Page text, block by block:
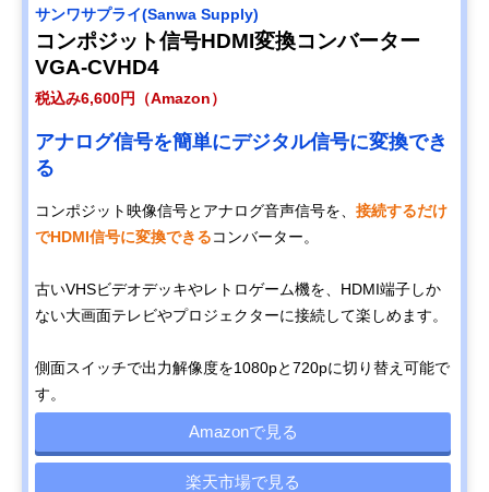
サンワサプライ(Sanwa Supply)
コンポジット信号HDMI変換コンバーター
VGA-CVHD4
税込み6,600円（Amazon）
アナログ信号を簡単にデジタル信号に変換でき
る
コンポジット映像信号とアナログ音声信号を、 接続するだけ
でHDMI信号に変換できるコンバーター。
古いVHSビデオデッキやレトロゲーム機を、HDMI端子しか
ない大画面テレビやプロジェクターに接続して楽しめます。
側面スイッチで出力解像度を1080pと720pに切り替え可能で
す。
Amazonで見る
楽天市場で見る